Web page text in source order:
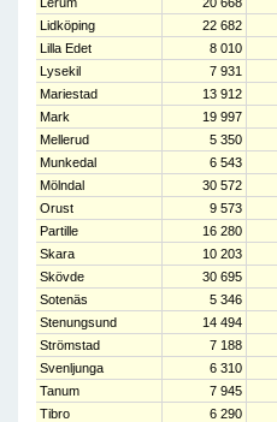
Lidköping
22 682
Lilla Edet
8 010
Lysekil
7 931
Mariestad
13 912
Mark
19 997
Mellerud
5 350
Munkedal
6 543
Mölndal
30 572
Orust
9 573
Partille
16 280
Skara
10 203
Skövde
30 695
Sotenäs
5 346
Stenungsund
14 494
Strömstad
7 188
Svenljunga
6 310
Tanum
7 945
Tibro
6 290